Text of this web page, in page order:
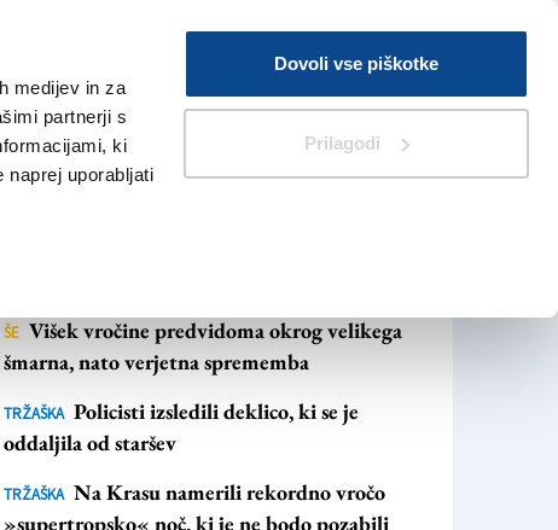
medijev in za
partnerji s
ki
naprej uporabljati
Dovoli vse piškotke
Prilagodi
V Kioskih
Iskanje
ŠE Višek vročine predvidoma okrog velikega
šmarna, nato verjetna sprememba
TRŽAŠKA Policisti izsledili deklico, ki se je
oddaljila od staršev
TRŽAŠKA Na Krasu namerili rekordno vročo
»supertropsko« noč, ki je ne bodo pozabili